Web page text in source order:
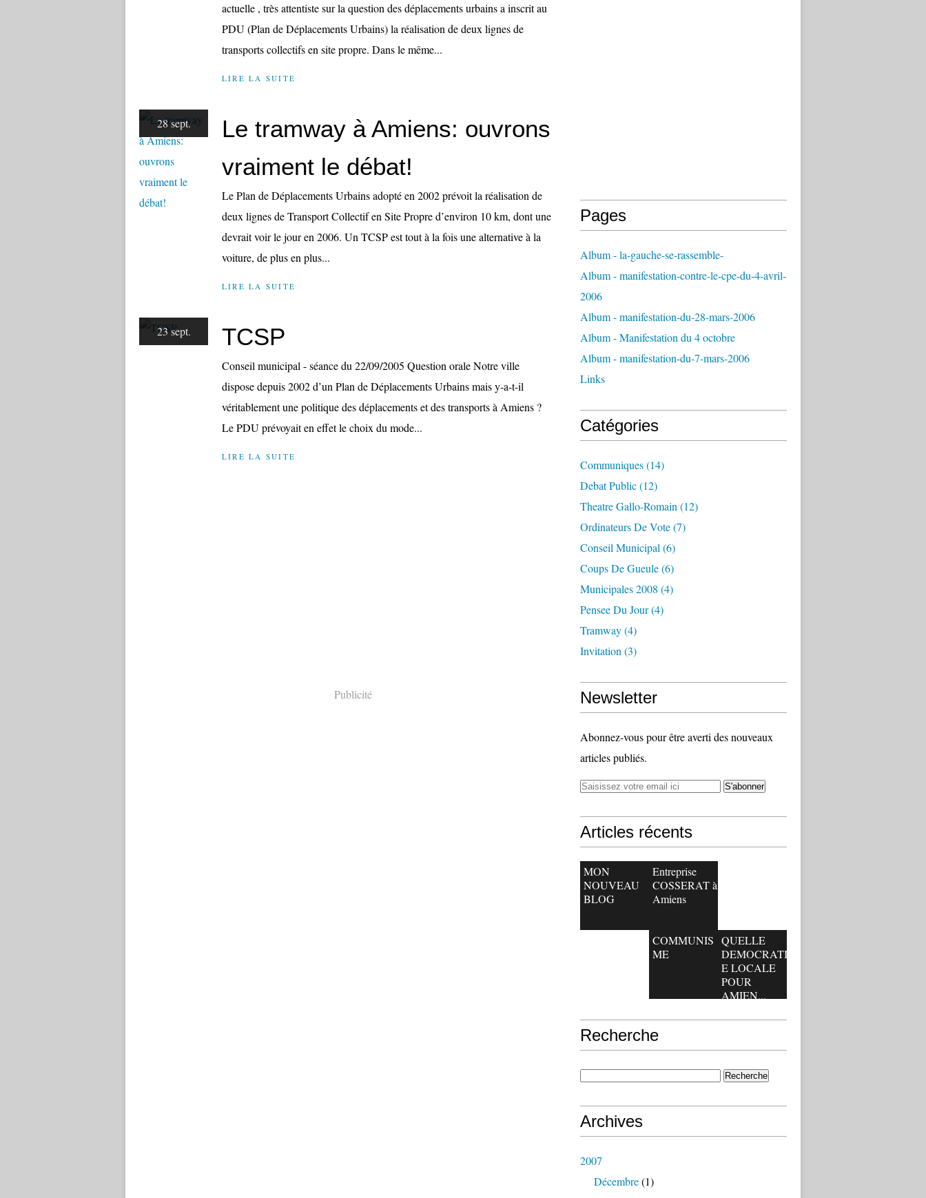
actuelle , très attentiste sur la question des déplacements urbains a inscrit au
PDU (Plan de Déplacements Urbains) la réalisation de deux lignes de
transports collectifs en site propre. Dans le même...
LIRE LA SUITE
28 sept.
Le tramway à Amiens: ouvrons
vraiment le débat!
Le Plan de Déplacements Urbains adopté en 2002 prévoit la réalisation de
deux lignes de Transport Collectif en Site Propre d’environ 10 km, dont une
devrait voir le jour en 2006. Un TCSP est tout à la fois une alternative à la
voiture, de plus en plus...
LIRE LA SUITE
23 sept. TCSP
Conseil municipal - séance du 22/09/2005 Question orale Notre ville
dispose depuis 2002 d’un Plan de Déplacements Urbains mais y-a-t-il
véritablement une politique des déplacements et des transports à Amiens ?
Le PDU prévoyait en effet le choix du mode...
LIRE LA SUITE
Publicité
Pages
Album - la-gauche-se-rassemble-
Album - manifestation-contre-le-cpe-du-4-avril-
2006
Album - manifestation-du-28-mars-2006
Album - Manifestation du 4 octobre
Album - manifestation-du-7-mars-2006
Links
Catégories
Communiques(14)
Debat Public(12)
Theatre Gallo-Romain (12)
Ordinateurs De Vote(7)
Conseil Municipal (6)
Coups De Gueule(6)
Municipales 2008 (4)
Pensee Du Jour(4)
Tramway(4)
Invitation (3)
Newsletter
Abonnez-vous pour être averti des nouveaux
articles publiés.
Articles récents
MON
NOUVEAU
BLOG
Entreprise
COSSERAT à
Amiens
COMMUNIS
ME
QUELLE
DEMOCRATI
E LOCALE
POUR
AMIEN...
Recherche
Archives
2007
Décembre(1)